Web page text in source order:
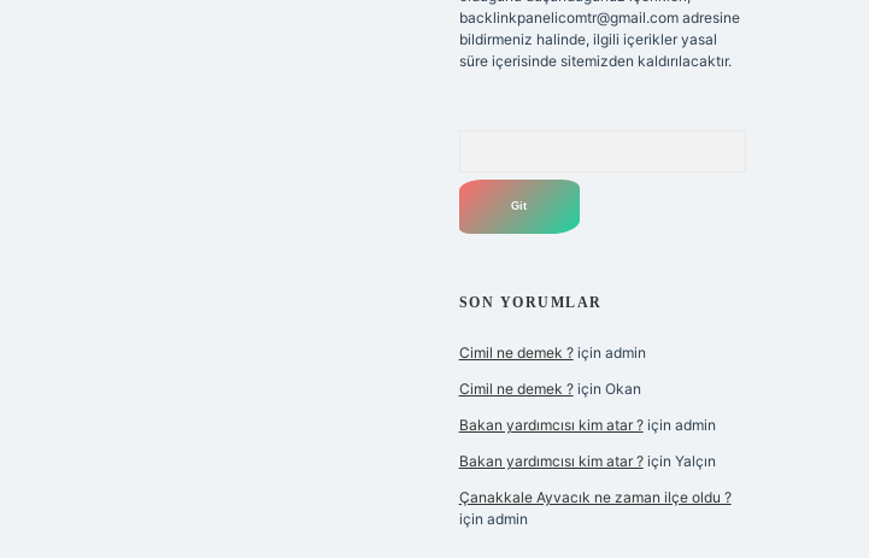
backlinkpanelicomtr@gmail.comadresine
bildirmeniz halinde, ilgili içerikler yasal
süre içerisinde sitemizden kaldırılacaktır.
SON YORUMLAR
Cimil ne demek ?için admin
Cimil ne demek ?için Okan
Bakan yardımcısı kim atar ?için admin
Bakan yardımcısı kim atar ?için Yalçın
Çanakkale Ayvacık ne zaman ilçe oldu ?
için admin